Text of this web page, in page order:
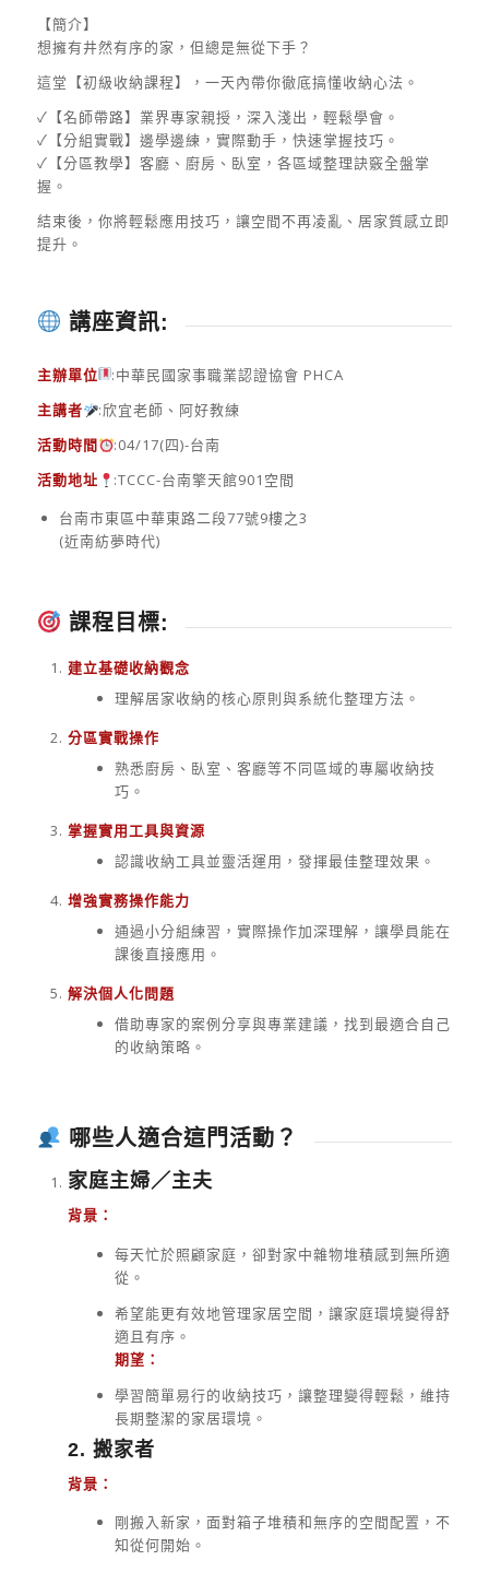
【簡介】
想擁有井然有序的家，但總是無從下手？
這堂【初級收納課程】，一天內帶你徹底搞懂收納心法。
✓【名師帶路】業界專家親授，深入淺出，輕鬆學會。
✓【分組實戰】邊學邊練，實際動手，快速掌握技巧。
✓【分區教學】客廳、廚房、臥室，各區域整理訣竅全盤掌
握。
結束後，你將輕鬆應用技巧，讓空間不再凌亂、居家質感立即
提升。
講座資訊:
主辦單位
:中華民國家事職業認證協會 PHCA
主講者
:欣宜老師、阿好教練
活動時間
:04/17(四)-台南
活動地址
:TCCC-台南擎天館901空間
台南市東區中華東路二段77號9樓之3
(近南紡夢時代)
課程目標:
建立基礎收納觀念
理解居家收納的核心原則與系統化整理方法。
分區實戰操作
熟悉廚房、臥室、客廳等不同區域的專屬收納技
巧。
掌握實用工具與資源
認識收納工具並靈活運用，發揮最佳整理效果。
增強實務操作能力
通過小分組練習，實際操作加深理解，讓學員能在
課後直接應用。
解決個人化問題
借助專家的案例分享與專業建議，找到最適合自己
的收納策略。
哪些人適合這門活動？
家庭主婦／主夫
背景：
每天忙於照顧家庭，卻對家中雜物堆積感到無所適
從。
希望能更有效地管理家居空間，讓家庭環境變得舒
適且有序。
期望：
學習簡單易行的收納技巧，讓整理變得輕鬆，維持
長期整潔的家居環境。
2. 搬家者
背景：
剛搬入新家，面對箱子堆積和無序的空間配置，不
知從何開始。